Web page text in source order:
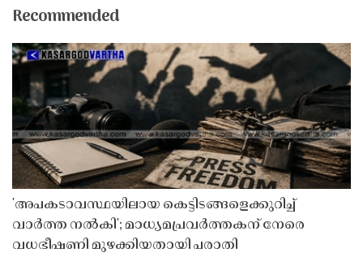
Recommended
'അപകടാവസ്ഥയിലായ കെട്ടിടങ്ങളെക്കുറിച്ച്
വാർത്ത നൽകി'; മാധ്യമപ്രവർത്തകന് നേരെ
വധഭീഷണി മുഴക്കിയതായി പരാതി